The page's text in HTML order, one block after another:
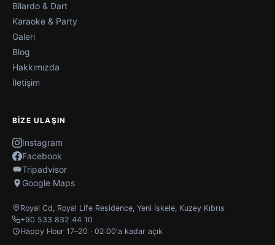
Bilardo & Dart
Karaoke & Party
Galeri
Blog
Hakkımızda
İletişim
BIZE ULAŞIN
Instagram
Facebook
Tripadvisor
Google Maps
Royal Cd, Royal Life Residence, Yeni İskele, Kuzey Kıbrıs
+90 533 832 44 10
Happy Hour 17–20 · 02:00'a kadar açık